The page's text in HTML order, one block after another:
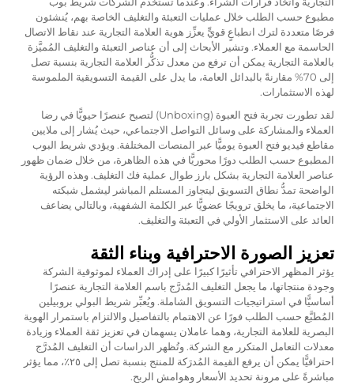
مطبوع حسب الطلب خلال عمليات التعبئة والتغليف الخاصة بهم، يُنشئون
فرصًا متعددة لترك انطباعٍ قويٍّ يعزِّز هوية العلامة التجارية عند نقاط الاتصال
الحاسمة مع العملاء. وتشير الأبحاث إلى أن عناصر التعبئة والتغليف المُميَّزة
بالعلامة التجارية يمكن أن ترفع من معدل تذكُّر العلامة التجارية بنسبة تصل
إلى 70% مقارنةً بالبدائل العامة، ما يدل على القيمة التسويقية الملموسة
لهذه الاستثمارات.
لقد تطورت تجربة فتح العبوة (Unboxing) لتصبح عنصرًا حيويًّا في رضا
العملاء والمشاركة على وسائل التواصل الاجتماعي، حيث يُشار إلى ملايين
مقاطع فيديو فتح العبوة يوميًّا عبر المنصات المختلفة. ويؤدي شريط البوب
المطبوع حسب الطلب دورًا محوريًّا في هذه الظاهرة، من خلال ضمان ظهور
عناصر العلامة التجارية بشكل بارز طوال عملية فك التغليف. وهذه الرؤية
الواضحة تمدُّ نطاق التسويق ليتجاوز المستلم المباشر ليشمل شبكته
الاجتماعية، ما يخلق ترويجًا عضويًّا عبر الكلمة الشفهية، وبالتالي يضاعف
العائد على الاستثمار الأولي في التعبئة والتغليف.
تعزيز الصورة الاحترافية وبناء الثقة
يؤثر المظهر الاحترافي تأثيرًا كبيرًا على إدراك العملاء لموثوقية الشركة
وجودة منتجاتها، ما يجعل التغليف المُدرَّج باسم العلامة التجارية عنصرًا
أساسيًّا في استراتيجيات التسويق الشاملة. ويُعبِّر شريط البولي بروبيلين
المُطبَّع حسب الطلب فورًا عن الاهتمام بالتفاصيل والالتزام باستمرار الهوية
البصرية للعلامة التجارية، وهما عاملان يسهمان في تعزيز ثقة العملاء وزيادة
معدلات التعامل المتكرر مع الشركة. وتُظهر الدراسات أن التغليف المُدرَّج
احترافيًّا يمكن أن يرفع القيمة المُدرَكة للمنتج بنسبة تصل إلى ٢٥٪، مما يؤثر
مباشرةً على مرونة تحديد الأسعار وهوامش الربح.